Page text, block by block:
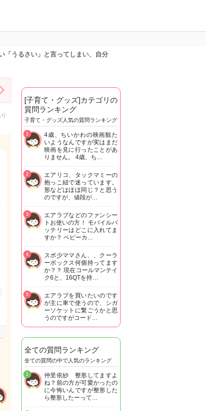
「うるさい」と言ってしまい、自分
[子育て・グッズ]カテゴリの
質問ランキング
子育て・グッズ人気の質問ランキング
4歳、ちいかわの映画観た
いようなんですが実はまだ
映画を見に行ったことがあ
りません。 4歳、ち…
1
エアリコ、タックマミーの
抱っこ紐で迷っています。
形などはほほ同じ？と思う
のですが、値段が…
2
エアラブなどのファンシー
トお使いの方！ モバイルバ
ッテリーはどこに入れてま
すか？ ベビーカ…
3
スポ少ママさん、、クーラ
ーボックス何個持ってます
か？？ 現在コールマンテイ
ク6と、16QTを持…
4
エアラブを買いたいのです
が主に車で使うので、シガ
ーソケットに繋ごうかと思
うのですがコード…
5
全ての質問ランキング
全ての質問の中で人気のランキング
仲里依紗 整形してますよ
ね？前の方が可愛かったの
に今怖いんですが整形した
ら整形したーって…
1